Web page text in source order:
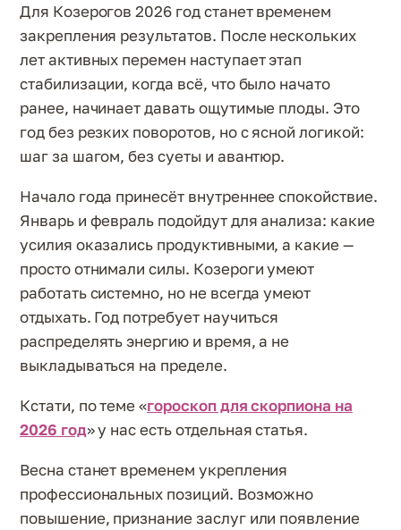
Для Козерогов 2026 год станет временем
закрепления результатов. После нескольких
лет активных перемен наступает этап
стабилизации, когда всё, что было начато
ранее, начинает давать ощутимые плоды. Это
год без резких поворотов, но с ясной логикой:
шаг за шагом, без суеты и авантюр.
Начало года принесёт внутреннее спокойствие.
Январь и февраль подойдут для анализа: какие
усилия оказались продуктивными, а какие —
просто отнимали силы. Козероги умеют
работать системно, но не всегда умеют
отдыхать. Год потребует научиться
распределять энергию и время, а не
выкладываться на пределе.
Кстати, по теме «гороскоп для скорпиона на
2026 год» у нас есть отдельная статья.
Весна станет временем укрепления
профессиональных позиций. Возможно
повышение, признание заслуг или появление